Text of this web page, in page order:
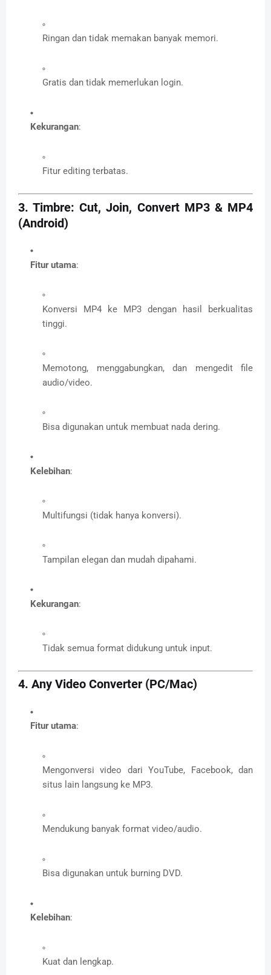
Ringan dan tidak memakan banyak memori.
Gratis dan tidak memerlukan login.
Kekurangan:
Fitur editing terbatas.
3.Timbre: Cut, Join, Convert MP3 & MP4
(Android)
Fitur utama:
Konversi MP4 ke MP3 dengan hasil berkualitas
tinggi.
Memotong, menggabungkan, dan mengedit file
audio/video.
Bisa digunakan untuk membuat nada dering.
Kelebihan:
Multifungsi (tidak hanya konversi).
Tampilan elegan dan mudah dipahami.
Kekurangan:
Tidak semua format didukung untuk input.
4. Any Video Converter (PC/Mac)
Fitur utama:
Mengonversi video dari YouTube, Facebook, dan
situs lain langsung ke MP3.
Mendukung banyak format video/audio.
Bisa digunakan untuk burning DVD.
Kelebihan:
Kuat dan lengkap.